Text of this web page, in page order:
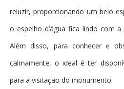
reluzir, proporcionando um belo
o espelho d’água fica lindo com
Além disso, para conhecer e
calmamente, o ideal é ter
para a visitação do monumento.